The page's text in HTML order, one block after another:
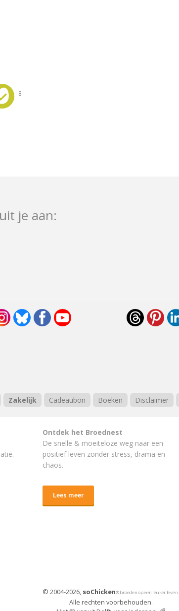
8
je aan:
Zakelijk Cadeaubon Boeken Disclaimer
Ontdek het Broednest
De snelle & moeiteloze weg naar een
positief leven zonder stress, drama en
chaos.
Lees meer
© 2004-2026, soChicken® broeden op een leuker leven.
Alle rechten voorbehouden.